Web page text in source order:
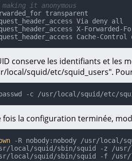
making it anonymous
transparent
Via deny all
X-Forwarded-
Cache-
conserve les identifiants et les
local/squid/etc/squid_users".
-c /usr/local/squid/etc/
fois la configuration terminée,
-R nobody:nobody /usr/local/
local/squid/sbin/squid -z /
local/squid/sbin/squid -f /usr/